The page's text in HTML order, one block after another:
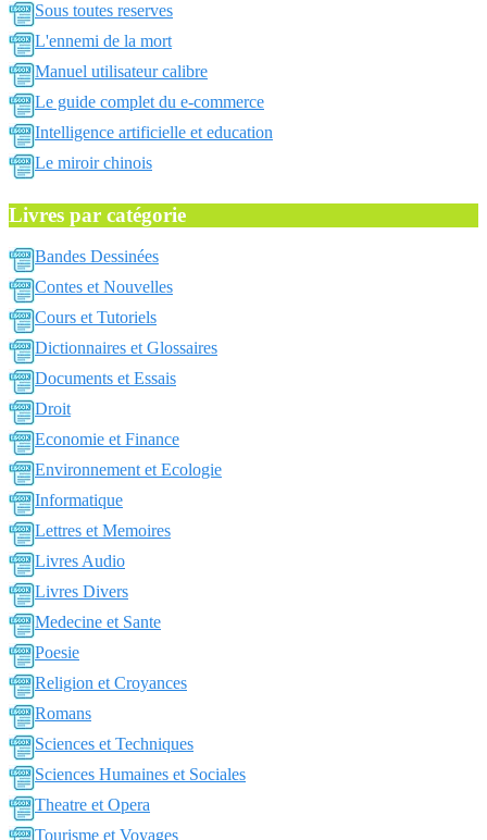
Sous toutes reserves
L'ennemi de la mort
Manuel utilisateur calibre
Le guide complet du e-commerce
Intelligence artificielle et education
Le miroir chinois
Livres par catégorie
Bandes Dessinées
Contes et Nouvelles
Cours et Tutoriels
Dictionnaires et Glossaires
Documents et Essais
Droit
Economie et Finance
Environnement et Ecologie
Informatique
Lettres et Memoires
Livres Audio
Livres Divers
Medecine et Sante
Poesie
Religion et Croyances
Romans
Sciences et Techniques
Sciences Humaines et Sociales
Theatre et Opera
Tourisme et Voyages